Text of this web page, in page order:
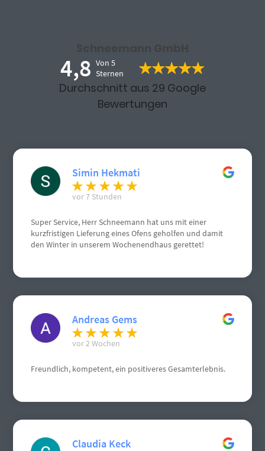
Schneemann GmbH
4,8 Von 5
Sternen
Durchschnitt aus 29 Google
Bewertungen
Simin Hekmati
vor 7 Stunden
Super Service, Herr Schneemann hat uns mit einer
kurzfristigen Lieferung eines Ofens geholfen und damit
den Winter in unserem Wochenendhaus gerettet!
Andreas Gems
vor 2 Wochen
Freundlich, kompetent, ein positiveres Gesamterlebnis.
Claudia Keck